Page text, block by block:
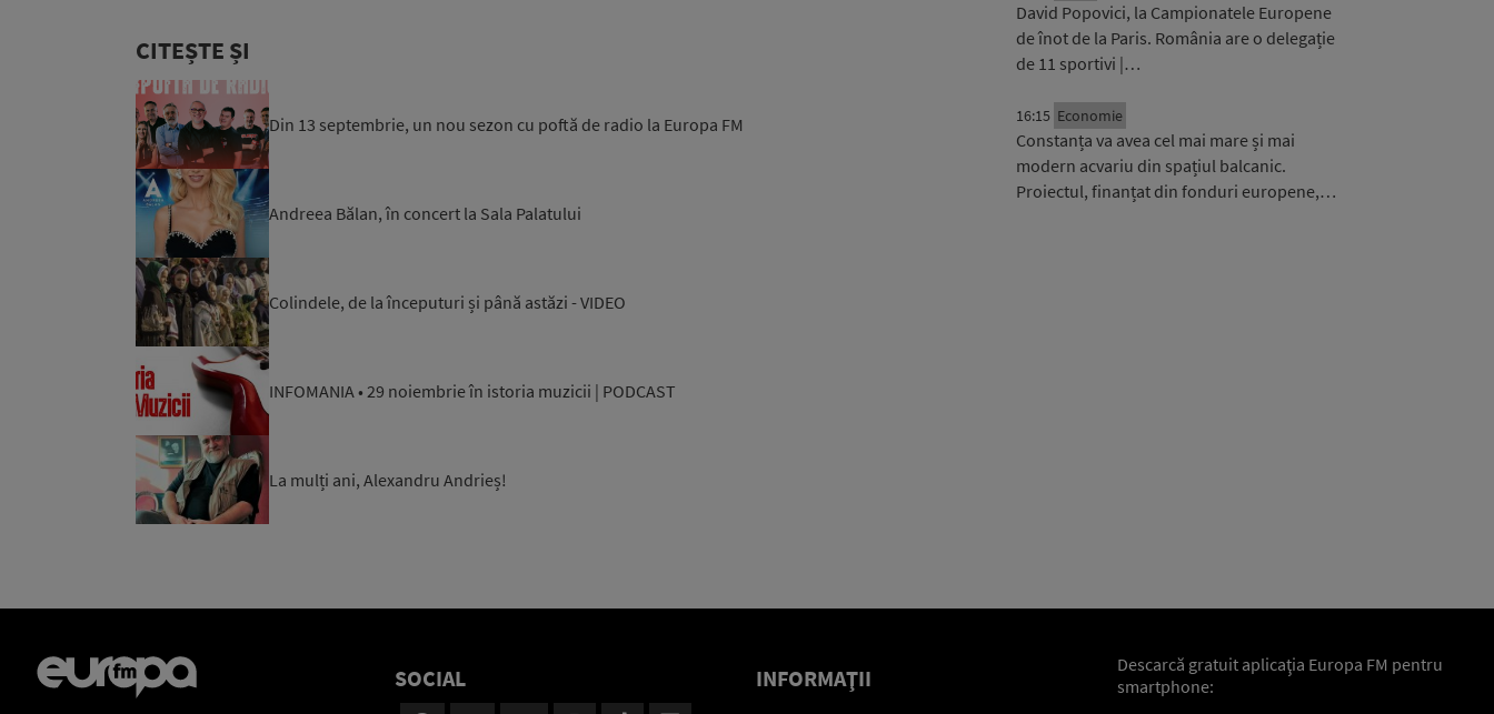
CITEȘTE ȘI
Din 13 septembrie, un nou sezon cu poftă de radio la Europa FM
Andreea Bălan, în concert la Sala Palatului
Colindele, de la începuturi și până astăzi - VIDEO
INFOMANIA • 29 noiembrie în istoria muzicii | PODCAST
La mulți ani, Alexandru Andrieș!
David Popovici, la Campionatele Europene
de înot de la Paris. România are o delegație
de 11 sportivi |…
16:15 Economie
Constanța va avea cel mai mare și mai
modern acvariu din spațiul balcanic.
Proiectul, finanțat din fonduri europene,…
SOCIAL INFORMAŢII
Descarcă gratuit aplicaţia Europa FM pentru
smartphone: